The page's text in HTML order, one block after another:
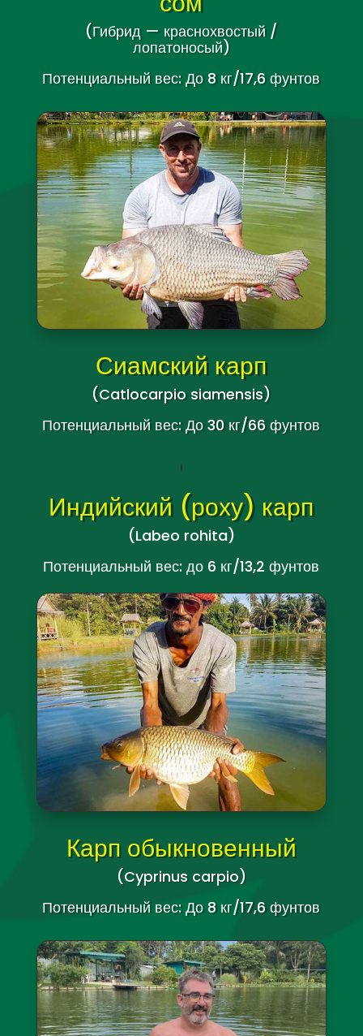
(Гибрид — краснохвостый /
лопатоносый)
Потенциальный вес: До 8 кг/17,6 фунтов
Сиамский карп
(Catlocarpio siamensis)
Потенциальный вес: До 30 кг/66 фунтов
Индийский (роху) карп
(Labeo rohita)
Потенциальный вес: до 6 кг/13,2 фунтов